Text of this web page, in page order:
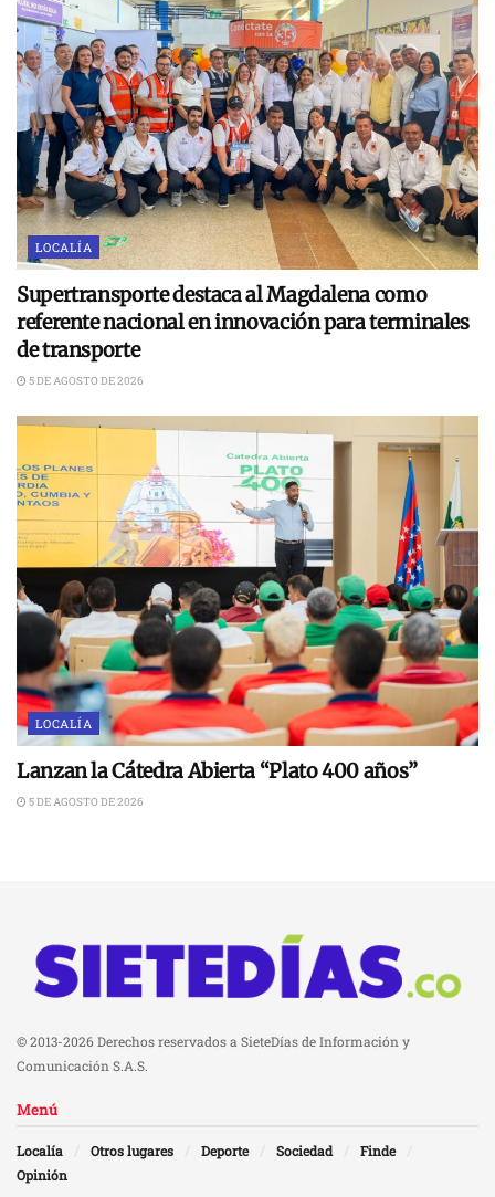
LOCALÍA
Supertransporte destaca al Magdalena como
referente nacional en innovación para terminales
de transporte
5 DE AGOSTO DE 2026
LOCALÍA
Lanzan la Cátedra Abierta “Plato 400 años”
5 DE AGOSTO DE 2026
© 2013-2026 Derechos reservados a SieteDías de Información y
Comunicación S.A.S.
Menú
Localía Otros lugares Deporte Sociedad
Finde
Opinión